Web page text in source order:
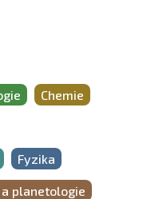
Chemie
Fyzika
a planetologie